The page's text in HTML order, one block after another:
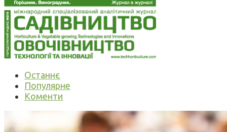
Останнє
Популярне
Коменти